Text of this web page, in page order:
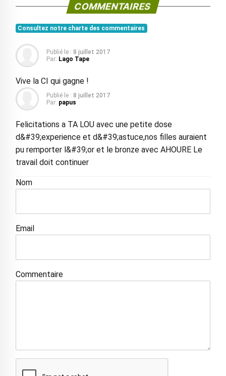
COMMENTAIRES
Consultez notre charte des commentaires
Publié le : 8 juillet 2017
Par: Lago Tape
Vive la CI qui gagne !
Publié le : 8 juillet 2017
Par: papus
Felicitations a TA LOU avec une petite dose
d&#39;experience et d&#39;astuce,nos filles auraient
pu remporter l&#39;or et le bronze avec AHOURE Le
travail doit continuer
Nom
Email
Commentaire